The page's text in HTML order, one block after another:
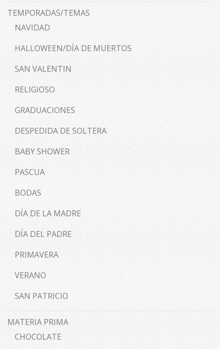
TEMPORADAS/TEMAS
NAVIDAD
HALLOWEEN/DÍA DE MUERTOS
SAN VALENTIN
RELIGIOSO
GRADUACIONES
DESPEDIDA DE SOLTERA
BABY SHOWER
PASCUA
BODAS
DÍA DE LA MADRE
DÍA DEL PADRE
PRIMAVERA
VERANO
SAN PATRICIO
MATERIA PRIMA
CHOCOLATE